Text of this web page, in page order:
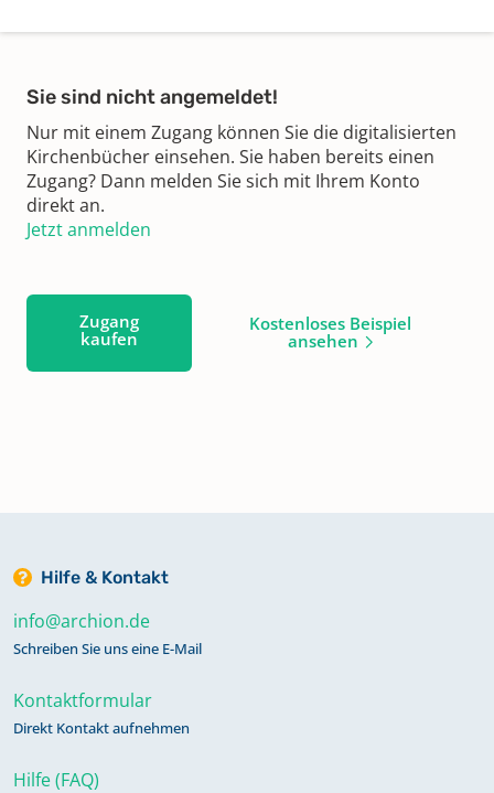
Sie sind nicht angemeldet!
Nur mit einem Zugang können Sie die digitalisierten
Kirchenbücher einsehen. Sie haben bereits einen
Zugang? Dann melden Sie sich mit Ihrem Konto
direkt an.
Jetzt anmelden
Zugang
kaufen
Kostenloses Beispiel
ansehen
Hilfe & Kontakt
info@archion.de
Schreiben Sie uns eine E-Mail
Kontaktformular
Direkt Kontakt aufnehmen
Hilfe (FAQ)